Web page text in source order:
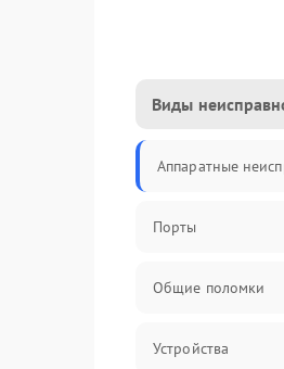
Виды
Аппаратные
Порты
Общие поломки
Устройства